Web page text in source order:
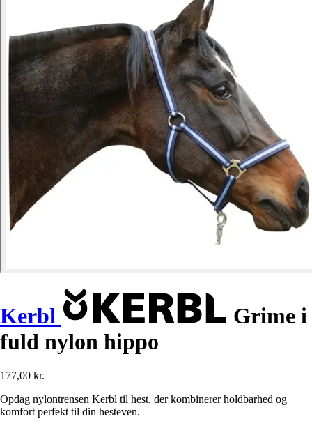
Kerbl
Grime i
fuld nylon hippo
177,00 kr.
Opdag nylontrensen Kerbl til hest, der kombinerer holdbarhed og
komfort perfekt til din hesteven.